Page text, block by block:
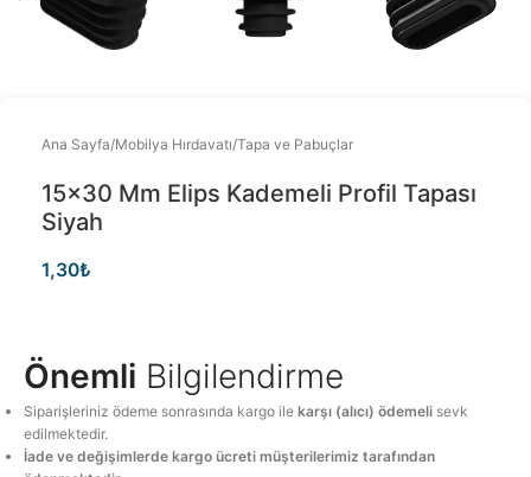
Ana Sayfa/Mobilya Hırdavatı/Tapa ve Pabuçlar
15×30 Mm Elips Kademeli Profil Tapası
Siyah
1,30₺
Önemli Bilgilendirme
Siparişleriniz ödeme sonrasında kargo ilekarşı (alıcı) ödemeli sevk
edilmektedir.
İade ve değişimlerde kargo ücreti müşterilerimiz tarafından